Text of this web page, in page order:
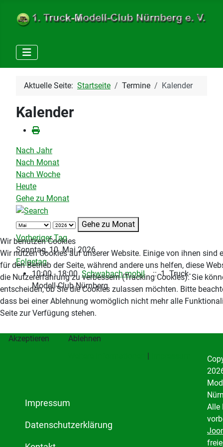
Aktuelle Seite: Startseite Termine Kalender
Kalender
Nach Jahr
Nach Monat
Nach Woche
Heute
Gehe zu Monat
Gehe zu Monat
Vorheriger Tag
Sonntag, 10. Mai 2026
Folgetag
10:00 - 18:00 Schwabach mobil :: 1. Truck-
Modell-Club Nürnberg
Impressum
Datenschutzerklärung
Alle
Wir benutzen Cookies
Wir nutzen Cookies auf unserer Website. Einige von ihnen sind
für den Betrieb der Seite, während andere uns helfen, diese
die Nutzererfahrung zu verbessern (Tracking Cookies). Sie
entscheiden, ob Sie die Cookies zulassen möchten. Bitte
dass bei einer Ablehnung womöglich nicht mehr alle
Seite zur Verfügung stehen.
Akzeptieren
Ablehnen
|